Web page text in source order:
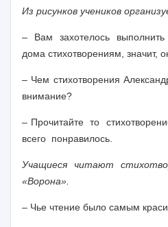
Из рисунков учеников
– Вам захотелось
дома стихотворениям, значит,
– Чем стихотворения
внимание?
– Прочитайте то
всего понравилось.
Учащиеся читают
«Ворона».
– Чье чтение было самым